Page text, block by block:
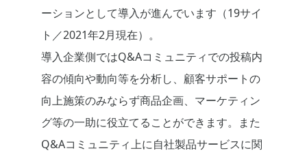
ーションとして導入が進んでいます（19サイ
ト／2021年2月現在）。
導入企業側ではQ&Aコミュニティでの投稿内
容の傾向や動向等を分析し、顧客サポートの
向上施策のみならず商品企画、マーケティン
グ等の一助に役立てることができます。また
Q&Aコミュニティ上に自社製品サービスに関